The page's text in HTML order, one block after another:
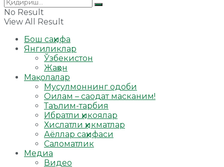
No Result
View All Result
Бош саҳифа
Янгиликлар
Ўзбекистон
Жаҳон
Мақолалар
Мусулмоннинг одоби
Оилам – саодат масканим!
Таълим-тарбия
Ибратли ҳикоялар
Хислатли ҳикматлар
Аёллар саҳифаси
Саломатлик
Медиа
Видео